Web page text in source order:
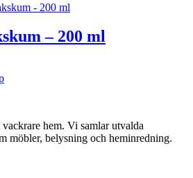
– 200 ml
hem. Vi samlar utvalda
möbler, belysning och heminredning.